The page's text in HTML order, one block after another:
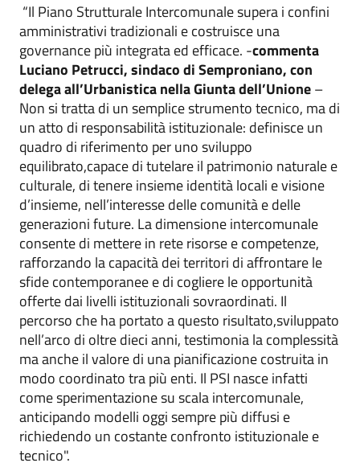
“Il Piano Strutturale Intercomunale supera i confini
amministrativi tradizionali e costruisce una
governance più integrata ed efficace. -commenta
Luciano Petrucci, sindaco di Semproniano, con
delega all’Urbanistica nella Giunta dell’Unione–
Non si tratta di un semplice strumento tecnico, ma di
un atto di responsabilità istituzionale: definisce un
quadro di riferimento per uno sviluppo
equilibrato,capace di tutelare il patrimonio naturale e
culturale, di tenere insieme identità locali e visione
d’insieme, nell’interesse delle comunità e delle
generazioni future. La dimensione intercomunale
consente di mettere in rete risorse e competenze,
rafforzando la capacità dei territori di affrontare le
sfide contemporanee e di cogliere le opportunità
offerte dai livelli istituzionali sovraordinati. Il
percorso che ha portato a questo risultato,sviluppato
nell’arco di oltre dieci anni, testimonia la complessità
ma anche il valore di una pianificazione costruita in
modo coordinato tra più enti. Il PSI nasce infatti
come sperimentazione su scala intercomunale,
anticipando modelli oggi sempre più diffusi e
richiedendo un costante confronto istituzionale e
tecnico".